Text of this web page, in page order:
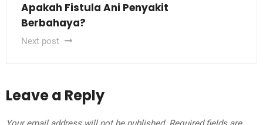
Apakah Fistula Ani Penyakit
Berbahaya?
Next post
Leave a Reply